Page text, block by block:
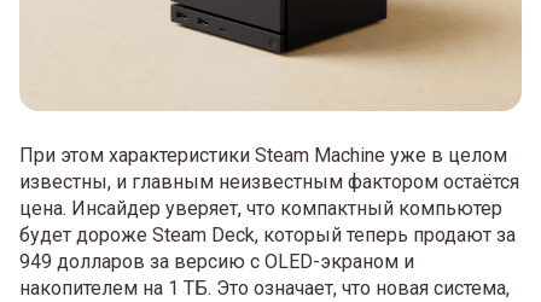
При этом характеристики Steam Machine уже в целом
известны, и главным неизвестным фактором остаётся
цена. Инсайдер уверяет, что компактный компьютер
будет дороже Steam Deck, который теперь продают за
949 долларов за версию с OLED-экраном и
накопителем на 1 ТБ. Это означает, что новая система,